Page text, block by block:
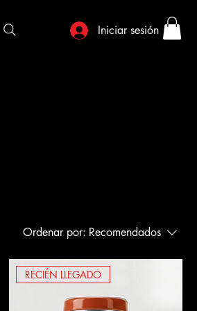
Iniciar sesión
Ordenar por: Recomendados
RECIÉN LLEGADO